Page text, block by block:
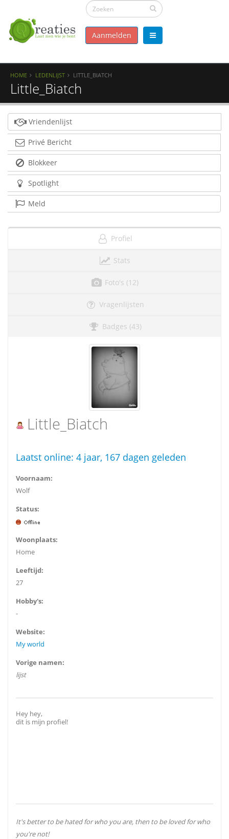
Aanmelden
HOME LEDENLIJST LITTLE_BIATCH
Little_Biatch
Vriendenlijst
Privé Bericht
Blokkeer
Spotlight
Meld
Profiel
Stats
Foto's (12)
Vragenlijsten
Badges (43)
Little_Biatch
Laatst online: 4 jaar, 167 dagen geleden
Voornaam:
Wolf
Status:
Woonplaats:
Home
Leeftijd:
27
Hobby's:
-
Website:
My world
Vorige namen:
lijst
Hey hey,
dit is mijn profiel!
It's better to be hated for who you are, then to be loved for who
you're not!